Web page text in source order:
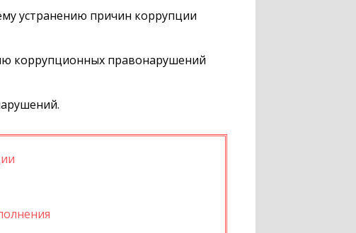
устранению причин коррупции
коррупционных правонарушений